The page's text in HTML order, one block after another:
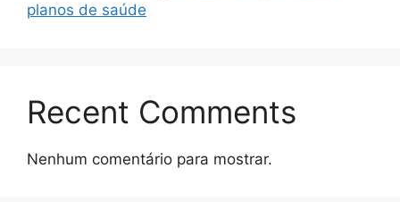
planos de saúde
Recent Comments
Nenhum comentário para mostrar.